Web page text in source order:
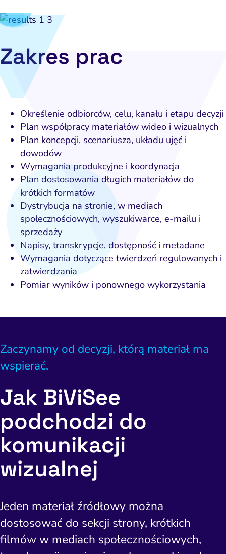
i budowanie popytu
i pozycjonowanie
Strona i konwersja
Wybierz
Analityka i atrybucja
i kontrola ryzyka
Content marketing
Outsourcing IT
Software House
Napraw
Zakres prac
Określenie odbiorców, celu, kanału i etapu decyzji
Plan współpracy materiałów wideo i wizualnych
Plan koncepcji, scenariusza, układu ujęć i
dowodów
Wymagania produkcyjne i koordynacja
Plan dostosowania długich materiałów do
krótkich formatów
Dystrybucja na stronie, w mediach
społecznościowych, wyszukiwarce, e-mailu i
sprzedaży
Napisy, transkrypcje, dostępność i metadane
Wymagania dotyczące twierdzeń regulowanych i
zatwierdzania
Pomiar wyników i ponownego wykorzystania
Zaczynamy od decyzji, którą materiał ma
wspierać.
Jak BiViSee
podchodzi do
komunikacji
wizualnej
Jeden materiał źródłowy można
dostosować do sekcji strony, krótkich
filmów w mediach społecznościowych,